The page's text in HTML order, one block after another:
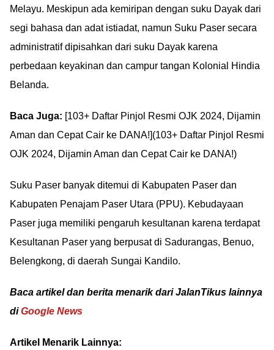
Melayu. Meskipun ada kemiripan dengan suku Dayak dari
segi bahasa dan adat istiadat, namun Suku Paser secara
administratif dipisahkan dari suku Dayak karena
perbedaan keyakinan dan campur tangan Kolonial Hindia
Belanda.
Baca Juga: [103+ Daftar Pinjol Resmi OJK 2024, Dijamin
Aman dan Cepat Cair ke DANA!](103+ Daftar Pinjol Resmi
OJK 2024, Dijamin Aman dan Cepat Cair ke DANA!)
Suku Paser banyak ditemui di Kabupaten Paser dan
Kabupaten Penajam Paser Utara (PPU). Kebudayaan
Paser juga memiliki pengaruh kesultanan karena terdapat
Kesultanan Paser yang berpusat di Sadurangas, Benuo,
Belengkong, di daerah Sungai Kandilo.
Baca artikel dan berita menarik dari JalanTikus lainnya
diGoogle News
Artikel Menarik Lainnya: